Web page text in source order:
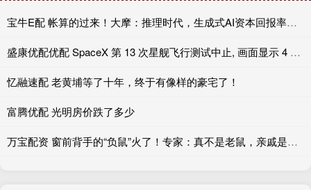
宝牛E配 帐算的过来！大摩：推理时代，生成式AI资本回报率或达25-50%
盛康优配优配 SpaceX 第 13 次星舰飞行测试中止, 画面显示 4 个引擎未点火
忆融速配 老黄埔等了十年，终于有像样的豪宅了！
富腾优配 光明房价跌了多少
万宝配资 窗前背手的“负鼠”火了！专家：真不是老鼠，亲戚是袋鼠